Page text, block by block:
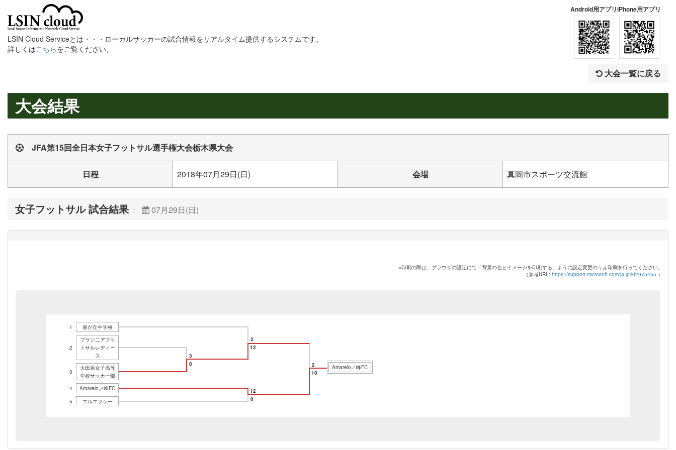
LSIN Cloud Serviceとは・・・ローカルサッカーの試合情報をリアルタイム提供するシステムです。
詳しくはこちらをご覧ください。
Android用アプリiPhone用アプリ
大会一覧に戻る
大会結果
JFA第15回全日本女子フットサル選手権大会栃木県大会
日程 2018年07月29日(日) 会場 真岡市スポーツ交流館
女子フットサル 試合結果 07月29日(日)
※印刷の際は、ブラウザの設定にて「背景の色とイメージを印刷する」ように設定変更のうえ印刷を行ってください。
（参考URL: https://support.microsoft.com/ja-jp/kb/975455 ）
1
泉が丘中学校
2
2
ブラジニアフッ
トサルレディー
ス
3
3
大田原女子高等
学校サッカー部
8
12
2
4 Amarelo／峰FC
12
5
エルエフシー 0
10
Amarelo／峰FC